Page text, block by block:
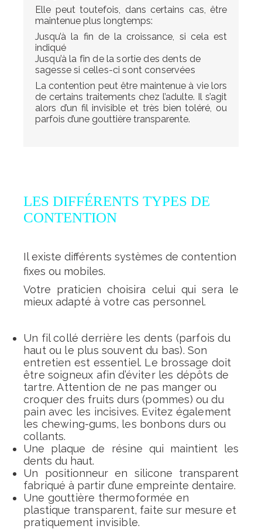
Elle peut toutefois, dans certains cas, être
maintenue plus longtemps:
Jusqu’à la fin de la croissance, si cela est
indiqué
Jusqu’à la fin de la sortie des dents de
sagesse si celles-ci sont conservées
La contention peut être maintenue à vie lors
de certains traitements chez l’adulte. Il s’agit
alors d’un fil invisible et très bien toléré, ou
parfois d’une gouttière transparente.
LES DIFFÉRENTS TYPES DE
CONTENTION
Il existe différents systèmes de contention
fixes ou mobiles.
Votre praticien choisira celui qui sera le
mieux adapté à votre cas personnel.
Un fil collé derrière les dents (parfois du
haut ou le plus souvent du bas). Son
entretien est essentiel. Le brossage doit
être soigneux afin d’éviter les dépôts de
tartre. Attention de ne pas manger ou
croquer des fruits durs (pommes) ou du
pain avec les incisives. Evitez également
les chewing-gums, les bonbons durs ou
collants.
Une plaque de résine qui maintient les
dents du haut.
Un positionneur en silicone transparent
fabriqué à partir d’une empreinte dentaire.
Une gouttière thermoformée en
plastique transparent, faite sur mesure et
pratiquement invisible.